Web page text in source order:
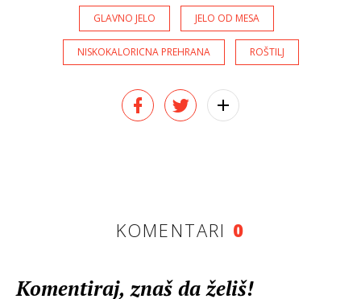
GLAVNO JELO JELO OD MESA
NISKOKALORICNA PREHRANA ROŠTILJ
KOMENTARI 0
Komentiraj, znaš da želiš!